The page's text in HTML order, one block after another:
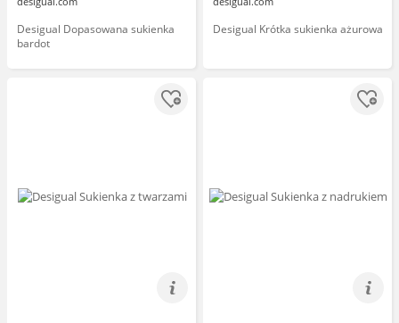
Desigual Dopasowana sukienka
bardot
Desigual Krótka sukienka ażurowa